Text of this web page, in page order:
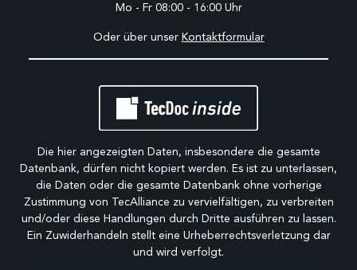
Mo - Fr 08:00 - 16:00 Uhr
Oder über unser Kontaktformular
Die hier angezeigten Daten, insbesondere die gesamte
Datenbank, dürfen nicht kopiert werden. Es ist zu unterlassen,
die Daten oder die gesamte Datenbank ohne vorherige
Zustimmung von TecAlliance zu vervielfältigen, zu verbreiten
und/oder diese Handlungen durch Dritte ausführen zu lassen.
Ein Zuwiderhandeln stellt eine Urheberrechtsverletzung dar
und wird verfolgt.